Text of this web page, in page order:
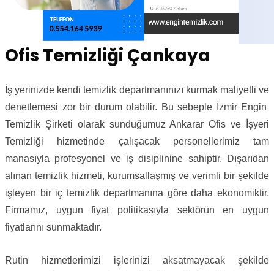
Ofis Temizliği Çankaya
İş yerinizde kendi temizlik departmanınızı kurmak maliyetli ve
denetlemesi zor bir durum olabilir. Bu sebeple İzmir Engin
Temizlik Şirketi olarak sunduğumuz Ankarar Ofis ve İşyeri
Temizliği hizmetinde çalışacak personellerimiz tam
manasıyla profesyonel ve iş disiplinine sahiptir. Dışarıdan
alınan temizlik hizmeti, kurumsallaşmış ve verimli bir şekilde
işleyen bir iç temizlik departmanına göre daha ekonomiktir.
Firmamız, uygun fiyat politikasıyla sektörün en uygun
fiyatlarını sunmaktadır.
Rutin hizmetlerimizi işlerinizi aksatmayacak şekilde